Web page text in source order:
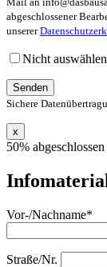
abgeschlossener
unserer
Nicht auswählen
Sichere
x
50% abgeschlossen
Vor-/Nachname*
Straße/Nr.